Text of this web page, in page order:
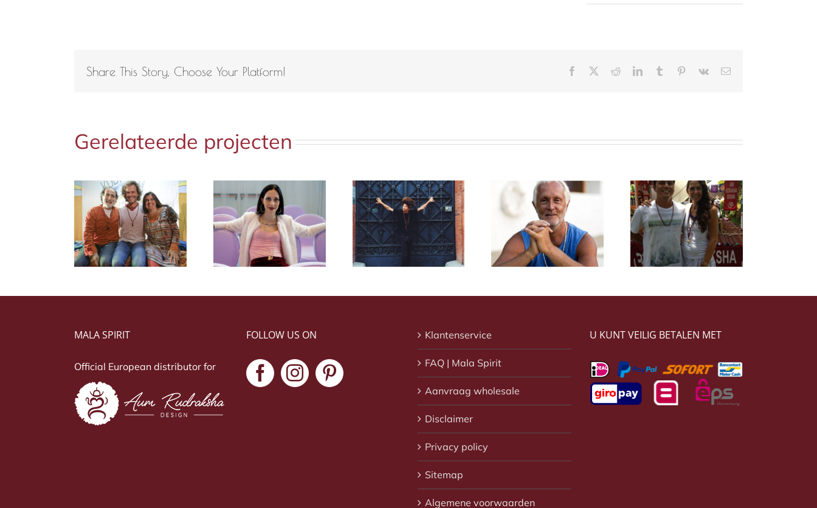
Share This Story, Choose Your Platform! Facebook RedditLinkedInTumblr Pinterest
Vk
E-
Gerelateerde projecten
Chiara Karse
Carsenzola
Dustin Thomas Simon Low Tipi Jabrik Satyaa en Pari
MALA SPIRIT
Official European distributor for
FOLLOW US ON Klantenservice
FAQ | Mala Spirit
Aanvraag wholesale
Disclaimer
Privacy policy
Sitemap
Algemene voorwaarden
U KUNT VEILIG BETALEN MET